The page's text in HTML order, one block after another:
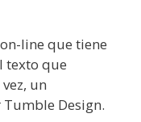
line que tiene
texto que
un
Design.